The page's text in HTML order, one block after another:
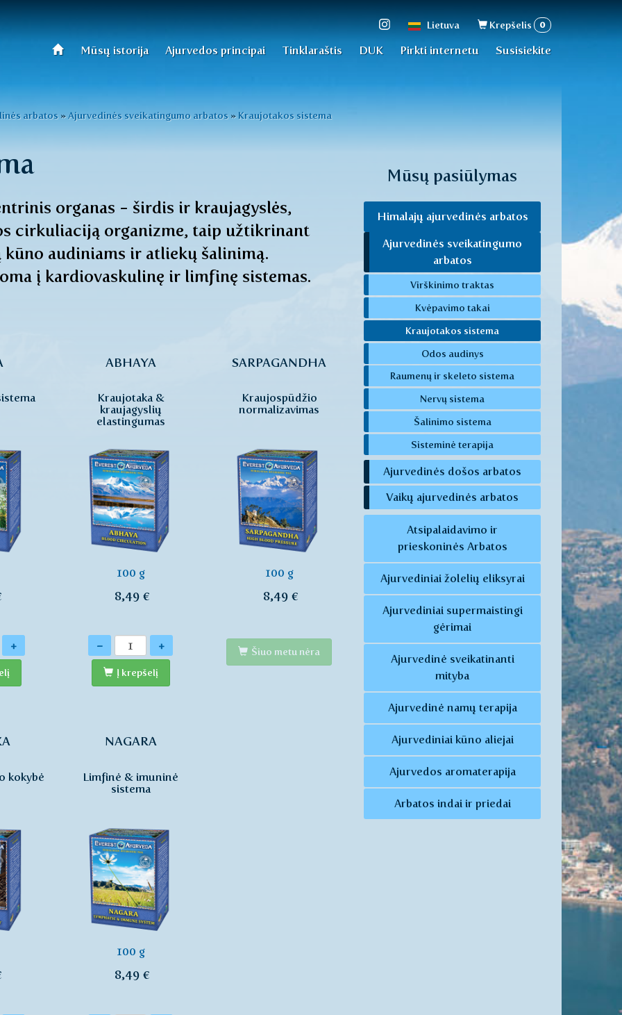
Lietuva
Paieškos
forma
Krepšelis 0
Mūsų istorija Ajurvedos principai Tinklaraštis DUK Pirkti internetu Susisiekite
arbatos » Ajurvedinės sveikatingumo arbatos » Kraujotakos sistema
organas - širdis ir kraujagyslės,
cirkuliaciją organizme, taip užtikrinant
audiniams ir atliekų šalinimą.
į kardiovaskulinę ir limfinę sistemas.
+
ABHAYA
Kraujotaka &
kraujagyslių
elastingumas
100 g
8,49 €
Kiekis
- +
Į krepšelį
SARPAGANDHA
Kraujospūdžio
normalizavimas
100 g
8,49 €
Šiuo metu nėra
kokybė
NAGARA
Limfinė & imuninė
sistema
100 g
8,49 €
Mūsų pasiūlymas
Himalajų ajurvedinės arbatos
Ajurvedinės sveikatingumo
arbatos
Virškinimo traktas
Kvėpavimo takai
Kraujotakos sistema
Odos audinys
Raumenų ir skeleto sistema
Nervų sistema
Šalinimo sistema
Sisteminė terapija
Ajurvedinės došos arbatos
Vaikų ajurvedinės arbatos
Atsipalaidavimo ir
prieskoninės Arbatos
Ajurvediniai žolelių eliksyrai
Ajurvediniai supermaistingi
gėrimai
Ajurvedinė sveikatinanti
mityba
Ajurvedinė namų terapija
Ajurvediniai kūno aliejai
Ajurvedos aromaterapija
Arbatos indai ir priedai